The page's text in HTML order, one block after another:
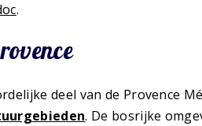
.
deel van de Provence
. De bosrijke